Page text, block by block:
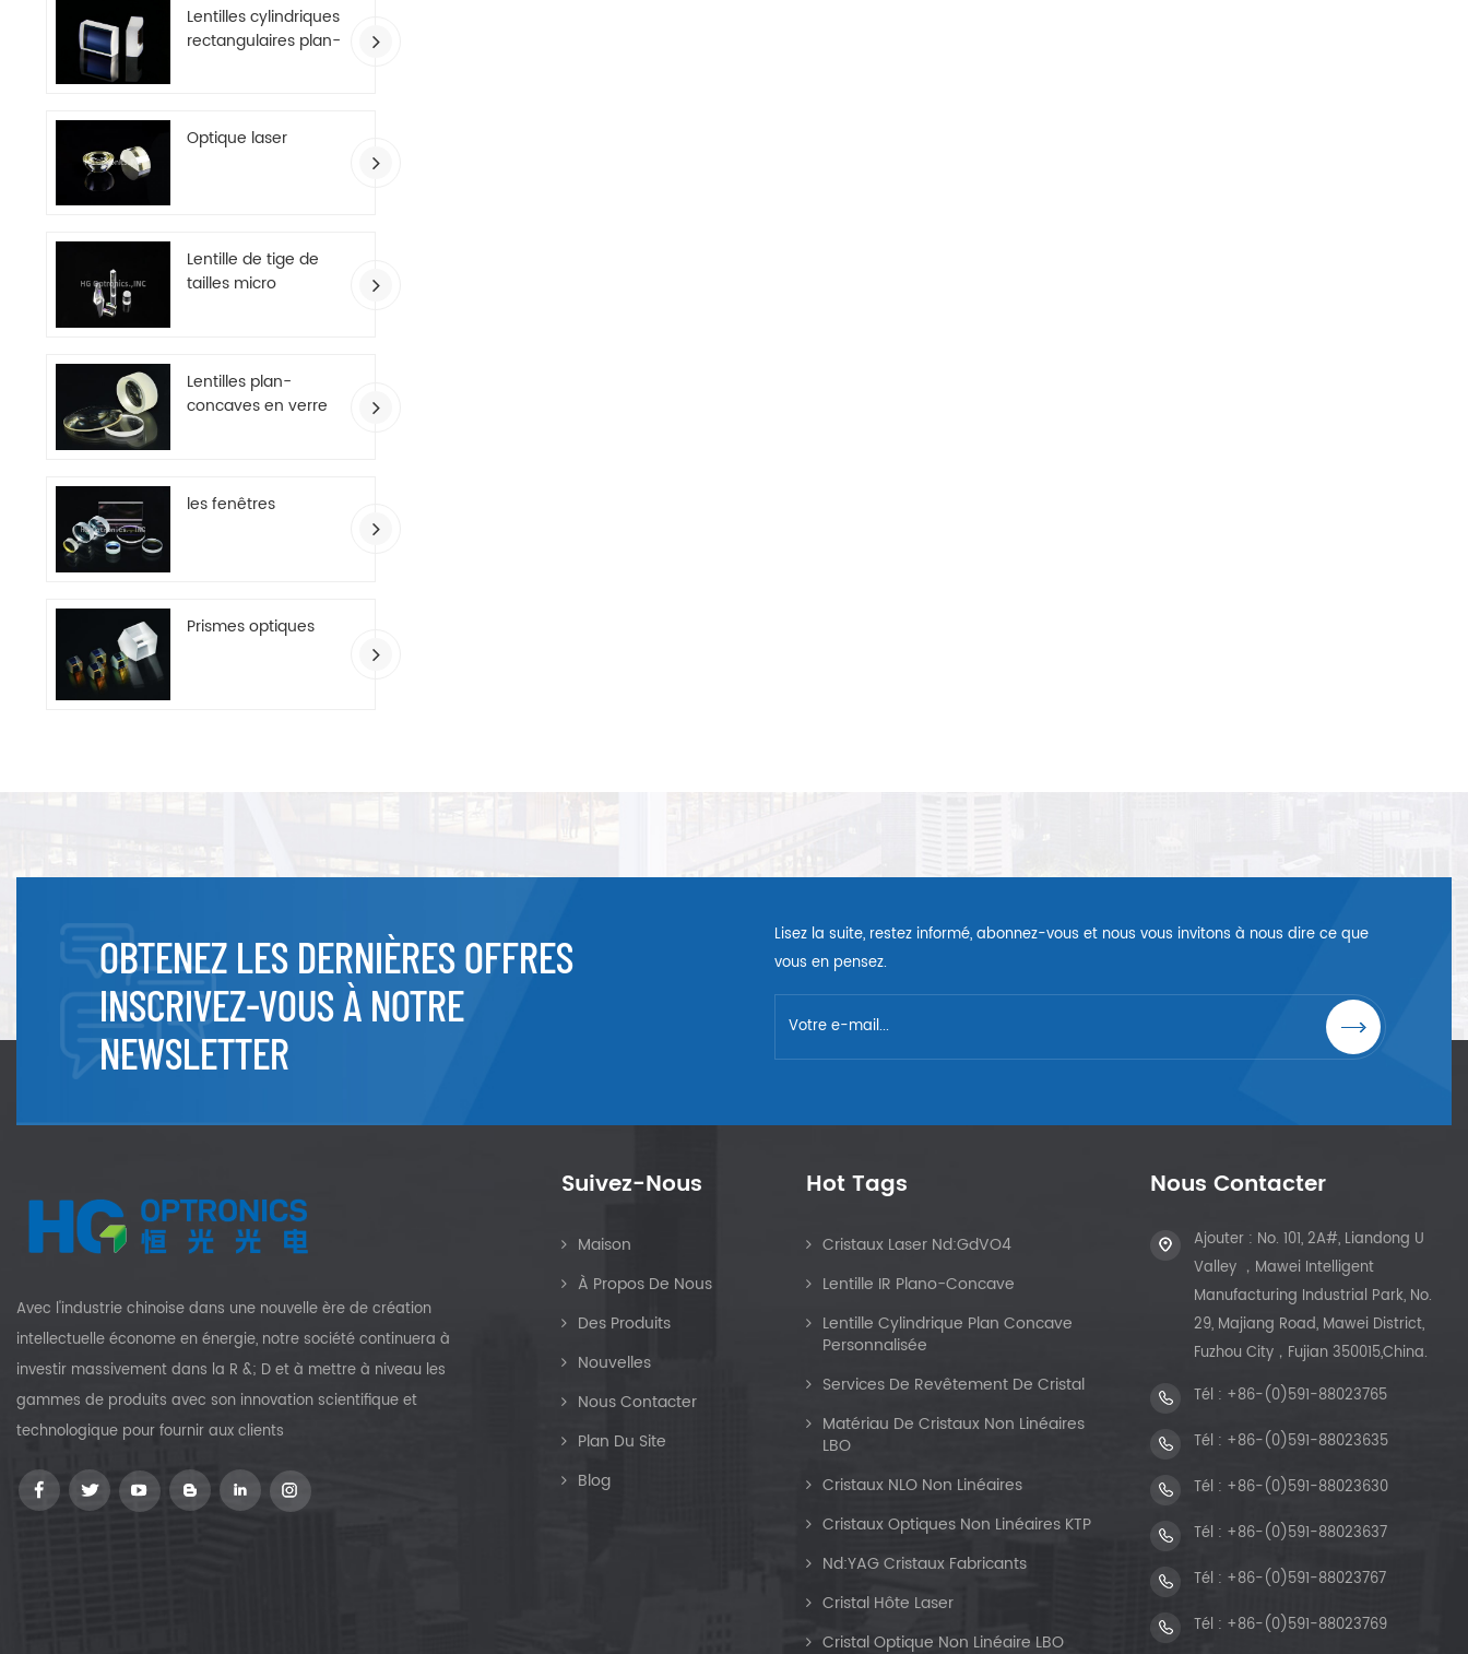
Lentilles cylindriques
rectangulaires plan-
Optique laser
Lentille de tige de
tailles micro
Lentilles plan-
concaves en verre
les fenêtres
Prismes optiques
OBTENEZ LES DERNIÈRES OFFRES
INSCRIVEZ-VOUS À NOTRE
NEWSLETTER
Lisez la suite, restez informé, abonnez-vous et nous vous invitons à nous dire ce que
vous en pensez.
Avec l'industrie chinoise dans une nouvelle ère de création
intellectuelle économe en énergie, notre société continuera à
investir massivement dans la R &; D et à mettre à niveau les
gammes de produits avec son innovation scientifique et
technologique pour fournir aux clients
Suivez-Nous
Maison
À Propos De Nous
Des Produits
Nouvelles
Nous Contacter
Plan Du Site
Blog
Hot Tags
Cristaux Laser Nd:GdVO4
Lentille IR Plano-Concave
Lentille Cylindrique Plan Concave
Personnalisée
Services De Revêtement De Cristal
Matériau De Cristaux Non Linéaires
LBO
Cristaux NLO Non Linéaires
Cristaux Optiques Non Linéaires KTP
Nd:YAG Cristaux Fabricants
Cristal Hôte Laser
Cristal Optique Non Linéaire LBO
Nous Contacter
Ajouter : No. 101, 2A#, Liandong U
Valley ，Mawei Intelligent
Manufacturing Industrial Park, No.
29, Majiang Road, Mawei District,
Fuzhou City，Fujian 350015,China.
Tél : +86-(0)591-88023765
Tél : +86-(0)591-88023635
Tél : +86-(0)591-88023630
Tél : +86-(0)591-88023637
Tél : +86-(0)591-88023767
Tél : +86-(0)591-88023769